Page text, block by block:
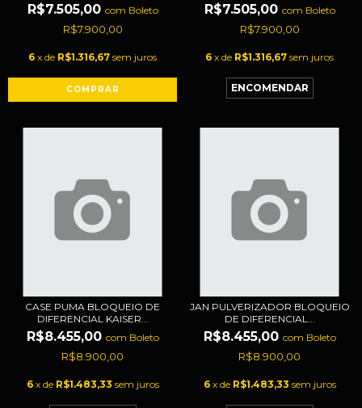
R$7.505,00 com Boleto
R$7.900,00
6 x de R$1.316,67 sem juros
R$7.505,00 com Boleto
R$7.900,00
6 x de R$1.316,67 sem juros
CASE PUMA BLOQUEIO DE
DIFERENCIAL KAISER...
R$8.455,00 com Boleto
R$8.900,00
6 x de R$1.483,33 sem juros
JAN PULVERIZADOR BLOQUEIO
DE DIFERENCIAL...
R$8.455,00 com Boleto
R$8.900,00
6 x de R$1.483,33 sem juros